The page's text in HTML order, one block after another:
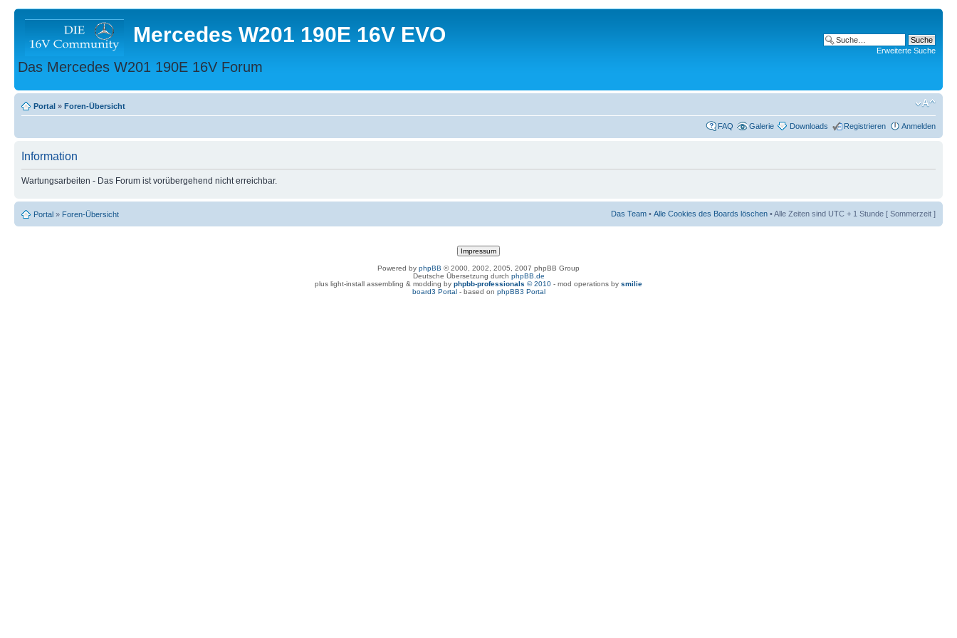
Mercedes W201 190E 16V EVO
Das Mercedes W201 190E 16V Forum
Erweiterte Suche
Portal » Foren-Übersicht
FAQ Galerie Downloads Registrieren Anmelden
Information
Wartungsarbeiten - Das Forum ist vorübergehend nicht erreichbar.
Portal » Foren-Übersicht Das Team • Alle Cookies des Boards löschen • Alle Zeiten sind UTC + 1 Stunde [ Sommerzeit ]
Powered by phpBB © 2000, 2002, 2005, 2007 phpBB Group
Deutsche Übersetzung durch phpBB.de
plus light-install assembling & modding by phpbb-professionals © 2010 - mod operations by smilie
board3 Portal- based on phpBB3 Portal